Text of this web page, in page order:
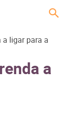
a ligar para a
a